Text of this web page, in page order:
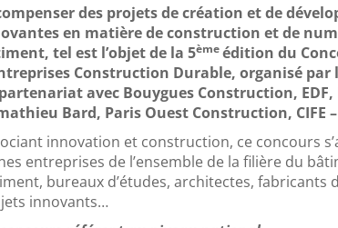
des projets de création et de
en matière de construction et de
tel est l’objet de la 5èmeédition du
Construction Durable, organisé
avec Bouygues Construction, EDF,
Bard, Paris Ouest Construction, CIFE
innovation et construction, ce concours
entreprises de l’ensemble de la filière du
bureaux d’études, architectes, fabricants
innovants…